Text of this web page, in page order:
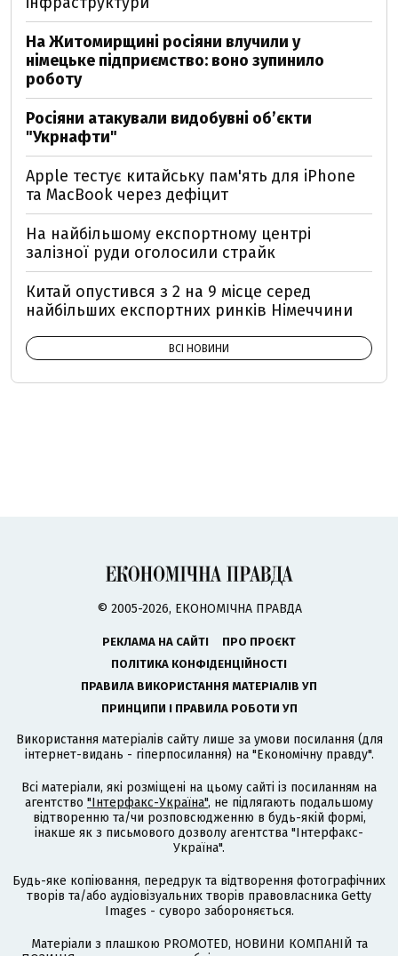
На Житомирщині росіяни влучили у
німецьке підприємство: воно зупинило
роботу
Росіяни атакували видобувні обʼєкти
"Укрнафти"
Apple тестує китайську пам'ять для iPhone
та MacBook через дефіцит
На найбільшому експортному центрі
залізної руди оголосили страйк
Китай опустився з 2 на 9 місце серед
найбільших експортних ринків Німеччини
ВСІ НОВИНИ
© 2005-2026, ЕКОНОМІЧНА ПРАВДА
РЕКЛАМА НА САЙТІ
ПРО ПРОЄКТ
ПОЛІТИКА КОНФІДЕНЦІЙНОСТІ
ПРАВИЛА ВИКОРИСТАННЯ МАТЕРІАЛІВ УП
ПРИНЦИПИ І ПРАВИЛА РОБОТИ УП
Використання матеріалів сайту лише за умови посилання (для
інтернет-видань - гіперпосилання) на "Економічну правду".
Всі матеріали, які розміщені на цьому сайті із посиланням на
агентство "Інтерфакс-Україна", не підлягають подальшому
відтворенню та/чи розповсюдженню в будь-якій формі,
інакше як з письмового дозволу агентства "Інтерфакс-
Україна".
Будь-яке копіювання, передрук та відтворення фотографічних
творів та/або аудіовізуальних творів правовласника Getty
Images - суворо забороняється.
Матеріали з плашкою PROMOTED, НОВИНИ КОМПАНІЙ та